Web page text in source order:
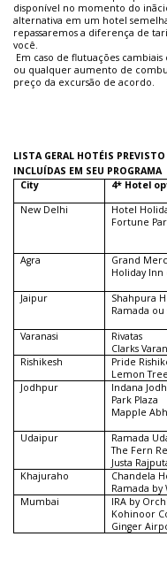
disponível no momento do
alternativa em um hotel
repassaremos a diferença de
você.
Em caso de flutuações
ou qualquer aumento de
preço da excursão de acordo.
LISTA GERAL HOTÉIS
INCLUÍDAS EM SEU PROGRAMA
City
4* Hotel
New Delhi
Hotel
Fortune
Agra
Grand
Holiday Inn
Jaipur
Shahpura
Ramada
Varanasi
Rivatas
Clarks
Rishikesh
Pride
Lemon
Jodhpur
Indana
Park Plaza
Mapple
Udaipur
Ramada
The Fern
Justa
Khajuraho
Chandela
Ramada by
Mumbai
IRA by
Kohinoor
Ginger